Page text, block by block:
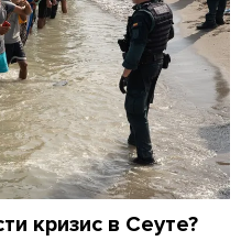
кризис в Сеуте?